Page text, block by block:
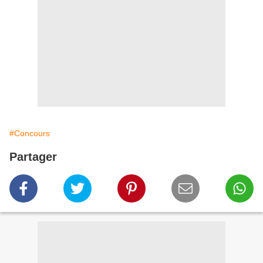
#Concours
Partager